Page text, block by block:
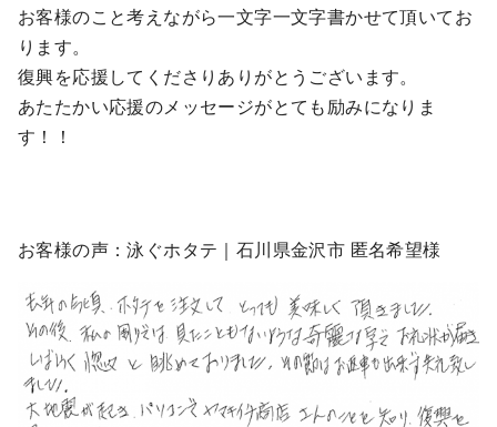
お客様のこと考えながら一文字一文字書かせて頂いてお
ります。
復興を応援してくださりありがとうございます。
あたたかい応援のメッセージがとても励みになりま
す！！
お客様の声：泳ぐホタテ｜石川県金沢市 匿名希望様